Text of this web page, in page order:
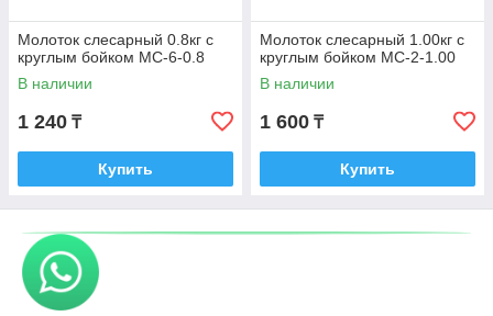
Молоток слесарный 0.8кг с
круглым бойком МС-6-0.8
В наличии
1 240 ₸
Купить
Молоток слесарный 1.00кг с
круглым бойком МС-2-1.00
В наличии
1 600 ₸
Купить